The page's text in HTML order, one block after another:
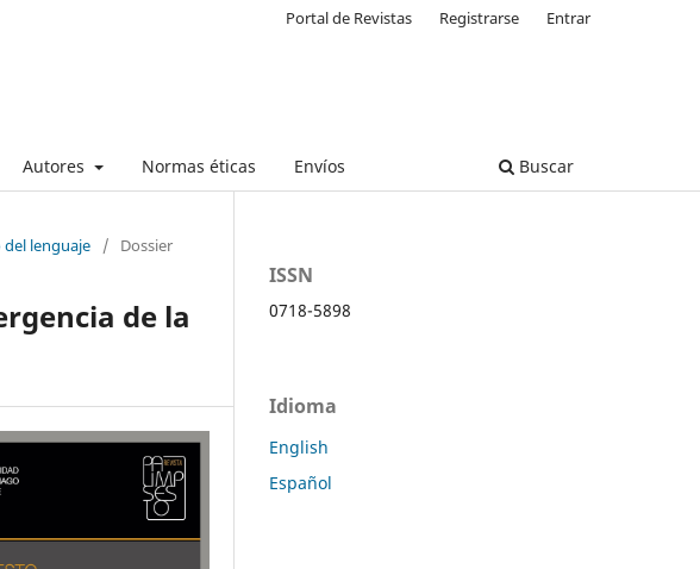
Autores Normas éticas Envíos Buscar
Portal de Revistas Registrarse Entrar
del lenguaje / Dossier
de la
ISSN
0718-5898
Idioma
English
Español